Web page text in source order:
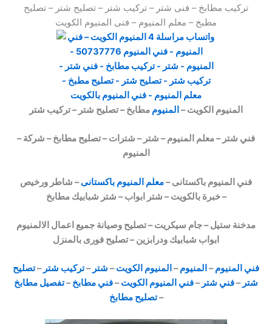
تركيب مطابخ – فنى شتر – تركيب شتر – تصليح شتر – تصليح
مطبخ – معلم المنيوم – فنى المنيوم الكويت
المنيوم الكويت – المنيوم مطابخ – تصليح شتر – تركيب شتر
– فني شتر – معلم المنيوم – شتر – شترات – تصليح مطابخ – شركة
المنيوم
فني المنيوم باكستانى –معلم المنيوم باكستانى– شاطر ورخيص
خبرة بالكويت – شتر ابواب – شتر شبابيك مطابخ –
مدخنة ستيل –جام سيكريت – تصليح وصيانة جميع اعمال الالمنيوم
ابواب شبابيك ودرابزين – تصليح فورى بالمنزل
فني المنيوم– المنيوم– المنيوم الكويت– شتر –تركيب شتر –تصليح
شتر –فني شتر –فني المنيوم الكويت–فني مطابخ–تفصيل مطابخ
–تصليح مطابخ